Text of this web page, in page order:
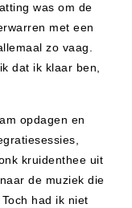
was om de
met een
zo vaag.
dat ik klaar ben,
opdagen en
kruidenthee uit
de muziek die
had ik niet